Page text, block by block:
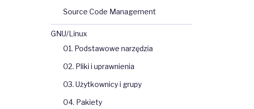
Source Code Management
GNU/Linux
01. Podstawowe narzędzia
02. Pliki i uprawnienia
03. Użytkownicy i grupy
04. Pakiety